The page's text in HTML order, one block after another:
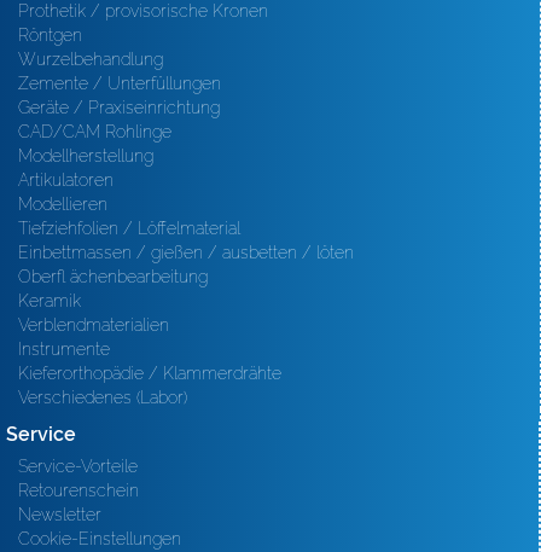
Prothetik / provisorische Kronen
Röntgen
Wurzelbehandlung
Zemente / Unterfüllungen
Geräte / Praxiseinrichtung
CAD/CAM Rohlinge
Modellherstellung
Artikulatoren
Modellieren
Tiefziehfolien / Löffelmaterial
Einbettmassen / gießen / ausbetten / löten
Oberfl ächenbearbeitung
Keramik
Verblendmaterialien
Instrumente
Kieferorthopädie / Klammerdrähte
Verschiedenes (Labor)
Service
Service-Vorteile
Retourenschein
Newsletter
Cookie-Einstellungen